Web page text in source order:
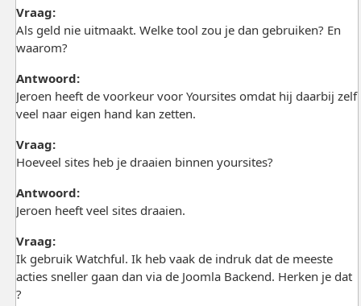
Vraag:
Als geld nie uitmaakt. Welke tool zou je dan gebruiken? En
waarom?
Antwoord:
Jeroen heeft de voorkeur voor Yoursites omdat hij daarbij zelf
veel naar eigen hand kan zetten.
Vraag:
Hoeveel sites heb je draaien binnen yoursites?
Antwoord:
Jeroen heeft veel sites draaien.
Vraag:
Ik gebruik Watchful. Ik heb vaak de indruk dat de meeste
acties sneller gaan dan via de Joomla Backend. Herken je dat
?